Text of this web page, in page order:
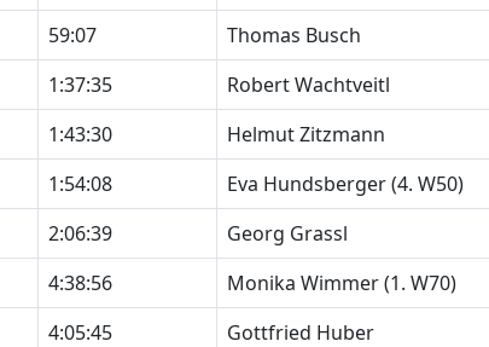
59:07
Thomas Busch
1:37:35
Robert Wachtveitl
1:43:30
Helmut Zitzmann
1:54:08
Eva Hundsberger (4. W50)
2:06:39
Georg Grassl
4:38:56
Monika Wimmer (1. W70)
4:05:45
Gottfried Huber